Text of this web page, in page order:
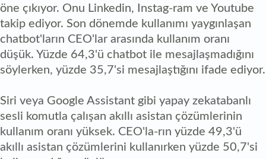
öne çıkıyor. Onu Linkedin, Instag-ram ve Youtube
takip ediyor. Son dönemde kullanımı yaygınlaşan
chatbot'ların CEO'lar arasında kullanım oranı
düşük. Yüzde 64,3'ü chatbot ile mesajlaşmadığını
söylerken, yüzde 35,7'si mesajlaştığını ifade ediyor.
Siri veya Google Assistant gibi yapay zekatabanlı
sesli komutla çalışan akıllı asistan çözümlerinin
kullanım oranı yüksek. CEO'la-rın yüzde 49,3'ü
akıllı asistan çözümlerini kullanırken yüzde 50,7'si